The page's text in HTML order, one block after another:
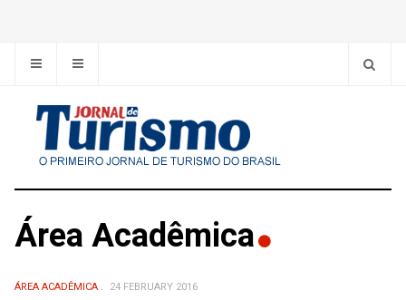
Área Acadêmica
ÁREA ACADÊMICA 24 FEBRUARY 2016